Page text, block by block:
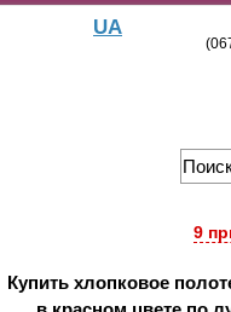
UA
9
Купить хлопковое